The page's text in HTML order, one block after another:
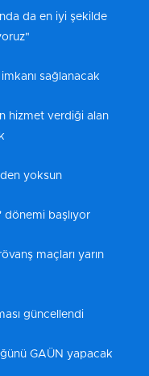
da en iyi şekilde
sağlanacak
hizmet verdiği alan
yoksun
başlıyor
maçları yarın
güncellendi
GAÜN yapacak